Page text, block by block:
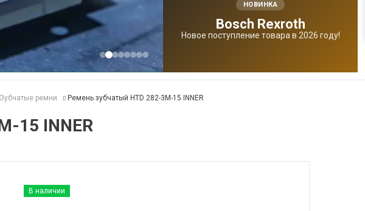
НОВИНКА
Bosсh Rexroth
Новое поступление товара в 2026 году!
Зубчатые ремни Ремень зубчатый HTD 282-3M-15 INNER
15 INNER
В наличии